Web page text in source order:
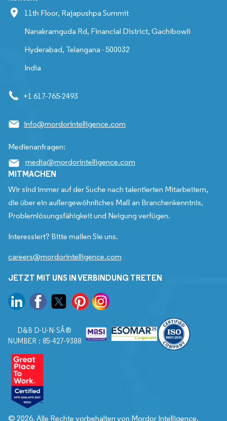
11th Floor, Rajapushpa Summit
Nanakramguda Rd, Financial District, Gachibowli
Hyderabad, Telangana - 500032
India
+1 617-765-2493
info@mordorintelligence.com
Medienanfragen:
media@mordorintelligence.com
MITMACHEN
Wir sind immer auf der Suche nach talentierten Mitarbeitern,
die über ein außergewöhnliches Maß an Branchenkenntnis,
Problemlösungsfähigkeit und Neigung verfügen.
Interessiert? Bitte mailen Sie uns.
careers@mordorintelligence.com
JETZT MIT UNS IN VERBINDUNG TRETEN
D&B D-U-N-SÂ®
NUMBER : 85-427-9388
© 2026. Alle Rechte vorbehalten von Mordor Intelligence.